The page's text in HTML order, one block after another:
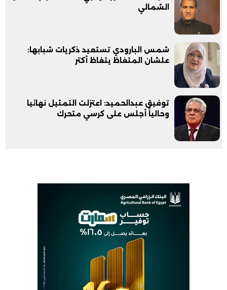
الشمالي
شمس البارودي تستعيد ذكريات شبابها:
علشان المتغاظ يتغاظ أكتر
توفيق عبدالحميد: اعتزلت التمثيل نهائيا
وحالياً أجلس على كرسي متحرك